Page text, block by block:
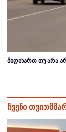
მიდიხართ თუ არა
ჩვენი